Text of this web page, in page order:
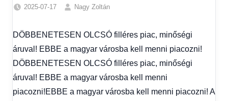
2025-07-17
Nagy Zoltán
1
kézből
DÖBBENETESEN OLCSÓ filléres piac, minőségi
áruval! EBBE a magyar városba kell menni piacozni!
DÖBBENETESEN OLCSÓ filléres piac, minőségi
áruval! EBBE a magyar városba kell menni
piacozni!EBBE a magyar városba kell menni piacozni! A